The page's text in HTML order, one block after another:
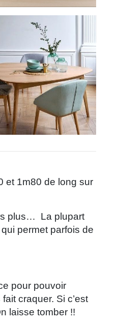
et 1m80 de long sur
plus… La plupart
permet parfois de
pour pouvoir
craquer. Si c’est
laisse tomber !!